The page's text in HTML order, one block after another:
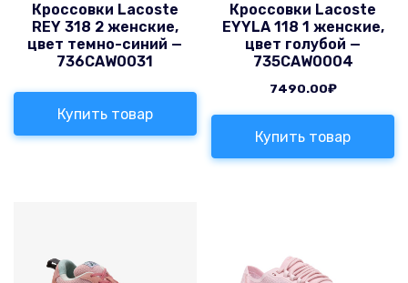
Кроссовки Lacoste
REY 318 2 женские,
цвет темно-синий —
736CAW0031
Купить товар
Кроссовки Lacoste
EYYLA 118 1 женские,
цвет голубой —
735CAW0004
7490.00₽
Купить товар